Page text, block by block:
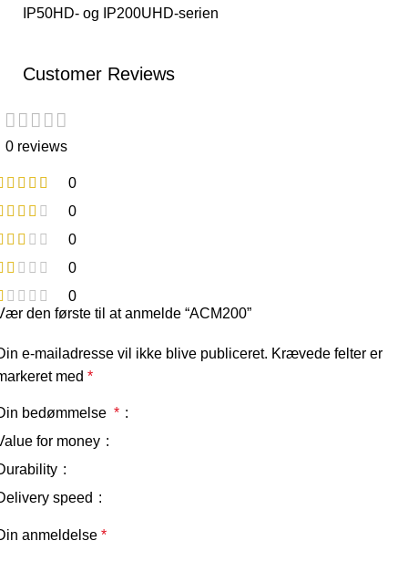
IP50HD- og IP200UHD-serien
Customer Reviews
0 reviews
0
0
0
0
0
den første til at anmelde “ACM200”
e-mailadresse vil ikke blive publiceret. Krævede felter er
med *
bedømmelse *
for money
speed
anmeldelse *